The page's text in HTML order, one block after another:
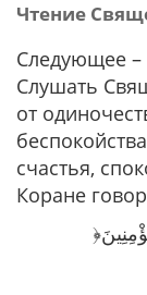
Чтение
Следующее –
Слушать
от
счастья,
Коране